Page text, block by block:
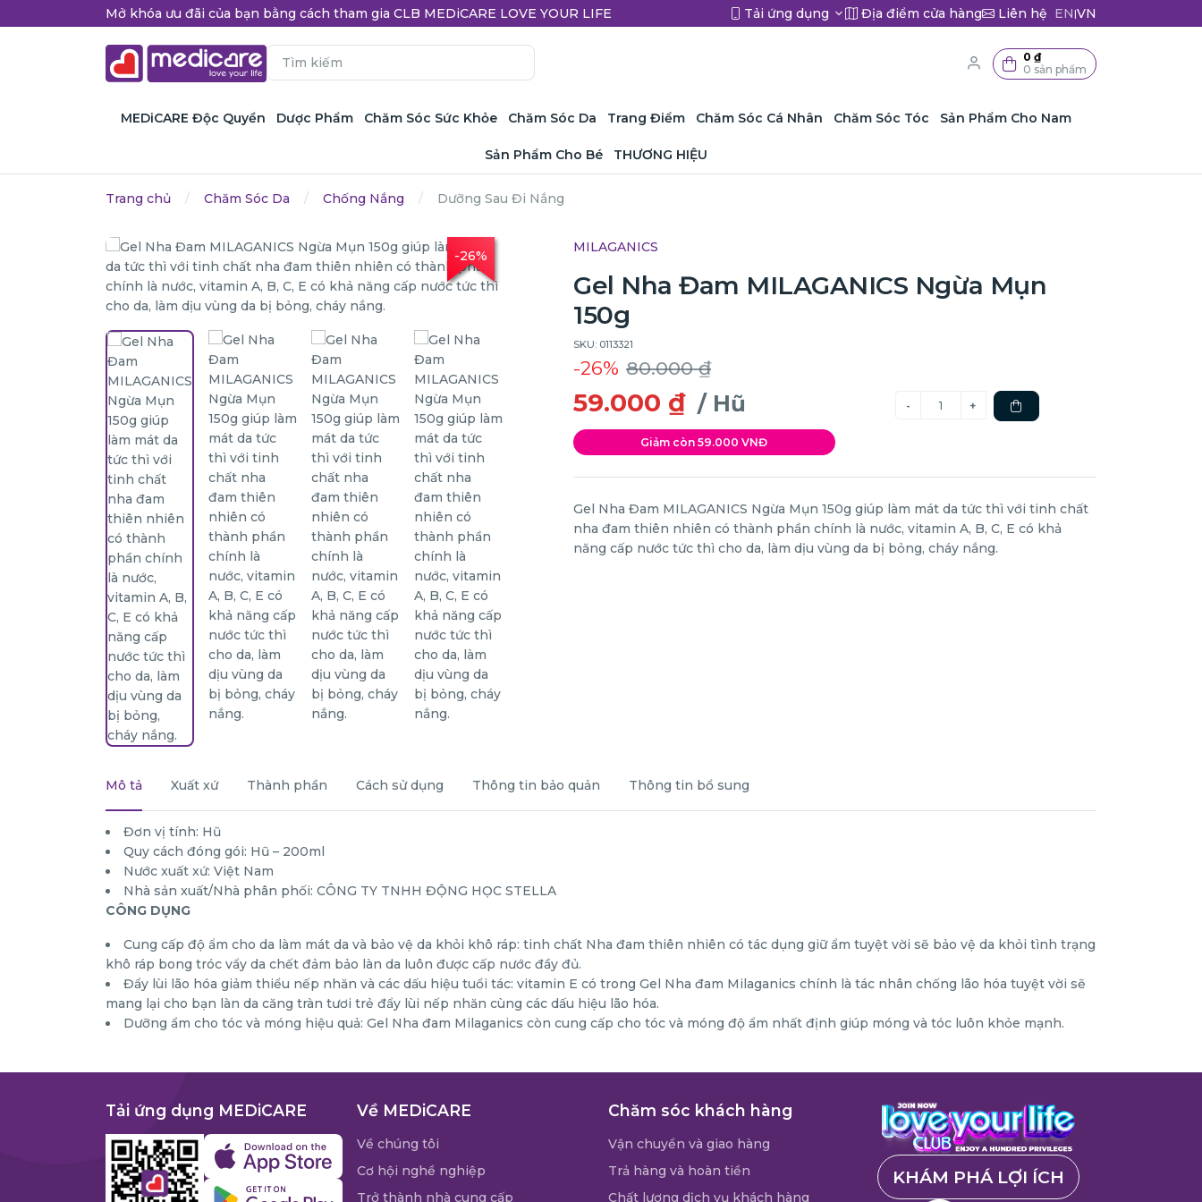
Mở khóa ưu đãi của bạn bằng cách tham gia CLB MEDiCARE LOVE YOUR LIFE Tải ứng dụng Địa điểm cửa hàng Liên hệ EN|VN
0 ₫
0 sản phẩm
MEDiCARE Độc Quyền Dược Phẩm Chăm Sóc Sức Khỏe Chăm Sóc Da Trang Điểm Chăm Sóc Cá Nhân Chăm Sóc Tóc Sản Phẩm Cho Nam
Sản Phẩm Cho Bé THƯƠNG HIỆU
Trang chủ Chăm Sóc Da Chống Nắng Dưỡng Sau Đi Nắng
-26%
MILAGANICS
Gel Nha Đam MILAGANICS Ngừa Mụn
150g
SKU: 0113321
-26% 80.000 ₫
59.000 ₫ / Hũ
Giảm còn 59.000 VNĐ
Gel Nha Đam MILAGANICS Ngừa Mụn 150g giúp làm mát da tức thì với tinh chất
nha đam thiên nhiên có thành phần chính là nước, vitamin A, B, C, E có khả
năng cấp nước tức thì cho da, làm dịu vùng da bị bỏng, cháy nắng.
Mô tả Xuất xứ Thành phần Cách sử dụng Thông tin bảo quản Thông tin bổ sung
Đơn vị tính: Hũ
Quy cách đóng gói: Hũ – 200ml
Nước xuất xứ: Việt Nam
Nhà sản xuất/Nhà phân phối: CÔNG TY TNHH ĐỘNG HỌC STELLA
CÔNG DỤNG
Cung cấp độ ẩm cho da làm mát da và bảo vệ da khỏi khô ráp: tinh chất Nha đam thiên nhiên có tác dụng giữ ẩm tuyệt vời sẽ bảo vệ da khỏi tình trạng
khô ráp bong tróc vẩy da chết đảm bảo làn da luôn được cấp nước đầy đủ.
Đẩy lùi lão hóa giảm thiểu nếp nhăn và các dấu hiệu tuổi tác: vitamin E có trong Gel Nha đam Milaganics chính là tác nhân chống lão hóa tuyệt vời sẽ
mang lại cho bạn làn da căng tràn tươi trẻ đẩy lùi nếp nhăn cùng các dấu hiệu lão hóa.
Dưỡng ẩm cho tóc và móng hiệu quả: Gel Nha đam Milaganics còn cung cấp cho tóc và móng độ ẩm nhất định giúp móng và tóc luôn khỏe mạnh.
Tải ứng dụng MEDiCARE Về MEDiCARE
Về chúng tôi
Cơ hội nghề nghiệp
Trở thành nhà cung cấp
Chăm sóc khách hàng
Vận chuyển và giao hàng
Trả hàng và hoàn tiền
Chất lượng dịch vụ khách hàng
KHÁM PHÁ LỢI ÍCH